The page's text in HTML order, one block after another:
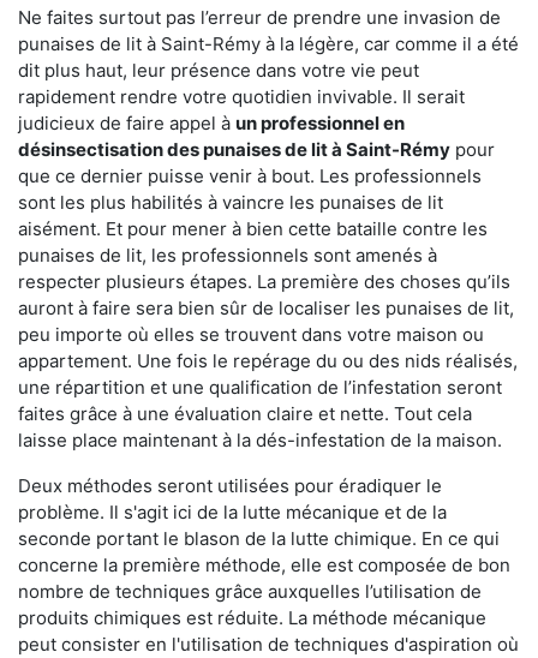
Ne faites surtout pas l’erreur de prendre une invasion de
punaises de lit à Saint-Rémy à la légère, car comme il a été
dit plus haut, leur présence dans votre vie peut
rapidement rendre votre quotidien invivable. Il serait
judicieux de faire appel à un professionnel en
désinsectisation des punaises de lit à Saint-Rémy pour
que ce dernier puisse venir à bout. Les professionnels
sont les plus habilités à vaincre les punaises de lit
aisément. Et pour mener à bien cette bataille contre les
punaises de lit, les professionnels sont amenés à
respecter plusieurs étapes. La première des choses qu’ils
auront à faire sera bien sûr de localiser les punaises de lit,
peu importe où elles se trouvent dans votre maison ou
appartement. Une fois le repérage du ou des nids réalisés,
une répartition et une qualification de l’infestation seront
faites grâce à une évaluation claire et nette. Tout cela
laisse place maintenant à la dés-infestation de la maison.
Deux méthodes seront utilisées pour éradiquer le
problème. Il s'agit ici de la lutte mécanique et de la
seconde portant le blason de la lutte chimique. En ce qui
concerne la première méthode, elle est composée de bon
nombre de techniques grâce auxquelles l’utilisation de
produits chimiques est réduite. La méthode mécanique
peut consister en l'utilisation de techniques d'aspiration où